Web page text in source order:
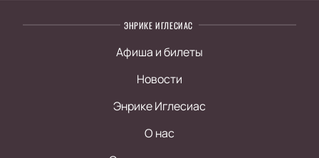
ЭНРИКЕ ИГЛЕСИАС
Афиша и билеты
Новости
Энрике Иглесиас
О нас